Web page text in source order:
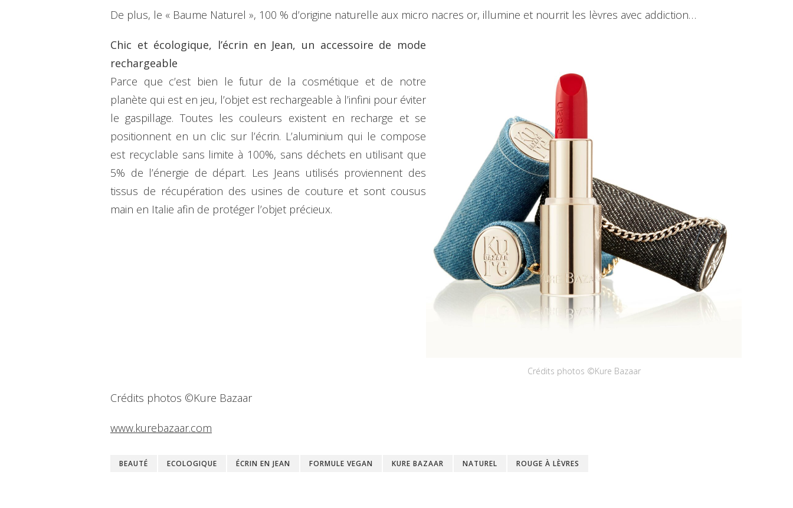
De plus, le « Baume Naturel », 100 % d’origine naturelle aux micro nacres or, illumine et nourrit les lèvres avec addiction…
Chic et écologique, l’écrin en Jean, un accessoire de mode
rechargeable
Parce que c’est bien le futur de la cosmétique et de notre
planète qui est en jeu, l’objet est rechargeable à l’infini pour éviter
le gaspillage. Toutes les couleurs existent en recharge et se
positionnent en un clic sur l’écrin. L’aluminium qui le compose
est recyclable sans limite à 100%, sans déchets en utilisant que
5% de l’énergie de départ. Les Jeans utilisés proviennent des
tissus de récupération des usines de couture et sont cousus
main en Italie afin de protéger l’objet précieux.
Crédits photos ©Kure Bazaar
Crédits photos ©Kure Bazaar
www.kurebazaar.com
BEAUTÉ ECOLOGIQUE ÉCRIN EN JEAN FORMULE VEGAN KURE BAZAAR NATUREL ROUGE À LÈVRES